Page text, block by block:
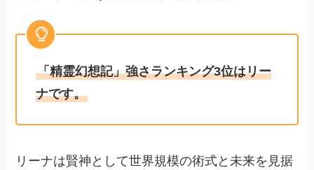
「精霊幻想記」強さランキング3位はリー
ナです。
リーナは賢神として世界規模の術式と未来を見据